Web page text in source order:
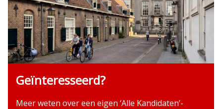
Geïnteresseerd?
Meer weten over een eigen ‘Alle Kandidaten’-